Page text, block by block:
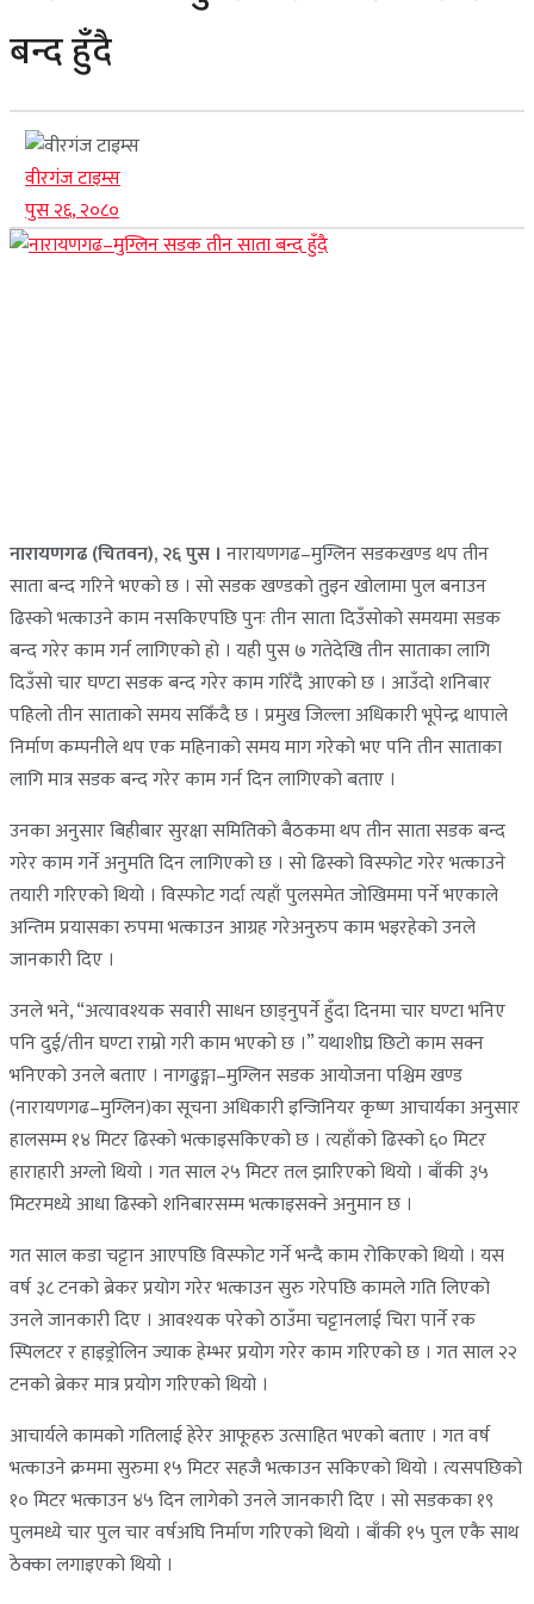
बन्द हुँदै
वीरगंज टाइम्स
पुस २६, २०८०
नारायणगढ (चितवन), २६ पुस । नारायणगढ–मुग्लिन सडकखण्ड थप तीन
साता बन्द गरिने भएको छ । सो सडक खण्डको तुइन खोलामा पुल बनाउन
ढिस्को भत्काउने काम नसकिएपछि पुनः तीन साता दिउँसोको समयमा सडक
बन्द गरेर काम गर्न लागिएको हो । यही पुस ७ गतेदेखि तीन साताका लागि
दिउँसो चार घण्टा सडक बन्द गरेर काम गरिँदै आएको छ । आउँदो शनिबार
पहिलो तीन साताको समय सकिँदै छ । प्रमुख जिल्ला अधिकारी भूपेन्द्र थापाले
निर्माण कम्पनीले थप एक महिनाको समय माग गरेको भए पनि तीन साताका
लागि मात्र सडक बन्द गरेर काम गर्न दिन लागिएको बताए ।
उनका अनुसार बिहीबार सुरक्षा समितिको बैठकमा थप तीन साता सडक बन्द
गरेर काम गर्ने अनुमति दिन लागिएको छ । सो ढिस्को विस्फोट गरेर भत्काउने
तयारी गरिएको थियो । विस्फोट गर्दा त्यहाँ पुलसमेत जोखिममा पर्ने भएकाले
अन्तिम प्रयासका रुपमा भत्काउन आग्रह गरेअनुरुप काम भइरहेको उनले
जानकारी दिए ।
उनले भने, “अत्यावश्यक सवारी साधन छाड्नुपर्ने हुँदा दिनमा चार घण्टा भनिए
पनि दुई/तीन घण्टा राम्रो गरी काम भएको छ ।” यथाशीघ्र छिटो काम सक्न
भनिएको उनले बताए । नागढुङ्गा–मुग्लिन सडक आयोजना पश्चिम खण्ड
(नारायणगढ–मुग्लिन)का सूचना अधिकारी इन्जिनियर कृष्ण आचार्यका अनुसार
हालसम्म १४ मिटर ढिस्को भत्काइसकिएको छ । त्यहाँको ढिस्को ६० मिटर
हाराहारी अग्लो थियो । गत साल २५ मिटर तल झारिएको थियो । बाँकी ३५
मिटरमध्ये आधा ढिस्को शनिबारसम्म भत्काइसक्ने अनुमान छ ।
गत साल कडा चट्टान आएपछि विस्फोट गर्ने भन्दै काम रोकिएको थियो । यस
वर्ष ३८ टनको ब्रेकर प्रयोग गरेर भत्काउन सुरु गरेपछि कामले गति लिएको
उनले जानकारी दिए । आवश्यक परेको ठाउँमा चट्टानलाई चिरा पार्ने रक
स्पिलटर र हाइड्रोलिन ज्याक हेम्भर प्रयोग गरेर काम गरिएको छ । गत साल २२
टनको ब्रेकर मात्र प्रयोग गरिएको थियो ।
आचार्यले कामको गतिलाई हेरेर आफूहरु उत्साहित भएको बताए । गत वर्ष
भत्काउने क्रममा सुरुमा १५ मिटर सहजै भत्काउन सकिएको थियो । त्यसपछिको
१० मिटर भत्काउन ४५ दिन लागेको उनले जानकारी दिए । सो सडकका १९
पुलमध्ये चार पुल चार वर्षअघि निर्माण गरिएको थियो । बाँकी १५ पुल एकै साथ
ठेक्का लगाइएको थियो ।